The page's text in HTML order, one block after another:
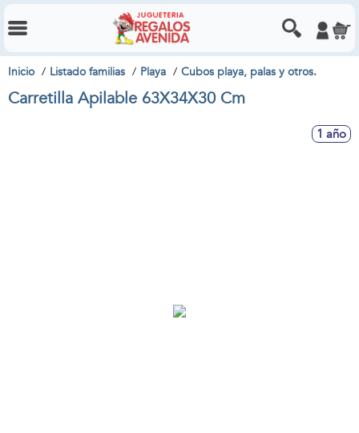
Inicio Listado familias Playa Cubos playa, palas y otros.
Carretilla Apilable 63X34X30 Cm
1 año